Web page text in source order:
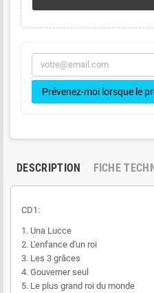
Prévenez-moi lorsque le
DESCRIPTION FICHE
CD1:
1. Una Lucce
2. L'enfance d'un roi
3. Les 3 grâces
4. Gouverner seul
5. Le plus grand roi du monde